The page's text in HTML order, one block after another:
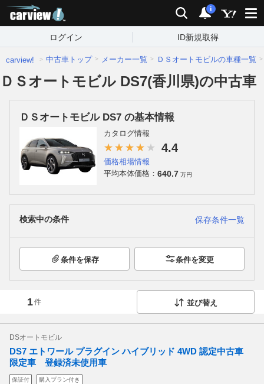
検索 通知
i
ログイン ID新規取得
carview! 中古車トップ メーカー一覧 ＤＳオートモビルの車種一覧
ＤＳオートモビル DS7(香川県)の中古車
ＤＳオートモビル DS7 の基本情報
カタログ情報
4.4
価格相場情報
平均本体価格： 640.7 万円
検索中の条件 保存条件一覧
条件を保存 条件を変更
1件 並び替え
DSオートモビル
DS7 エトワール プラグイン ハイブリッド 4WD 認定中古車
限定車 登録済未使用車
保証付 購入プラン付き